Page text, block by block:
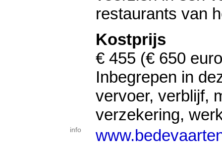
restaurants van
Kostprijs
€ 455 (€ 650
Inbegrepen in
vervoer, verblijf,
verzekering,
info